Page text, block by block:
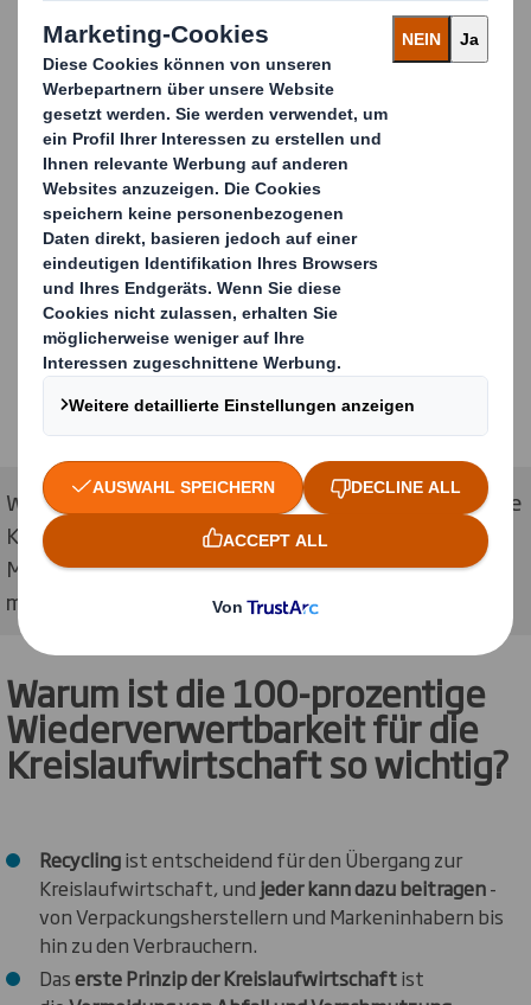
Wenn Sie die Eignung Ihrer Verpackung in Bezug auf die
Kreislaufwirtschaft mit unseren Kreislauf-Design-
Messgrößen messen, werden Sie das Ergebnis
mühelos erkennen.
Warum ist die 100-prozentige
Wiederverwertbarkeit für die
Kreislaufwirtschaft so wichtig?
Recyclingist entscheidend für den Übergang zur
Kreislaufwirtschaft, und jeder kann dazu beitragen-
von Verpackungsherstellern und Markeninhabern bis
hin zu den Verbrauchern.
Daserste Prinzip der Kreislaufwirtschaftist